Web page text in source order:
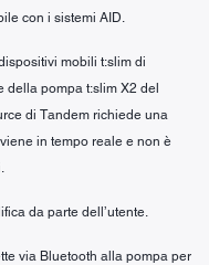
con i sistemi AID.
mobili t:slim di
della pompa t:slim X2 del
di Tandem richiede una
in tempo reale e non è
da parte dell’utente.
via Bluetooth alla pompa per